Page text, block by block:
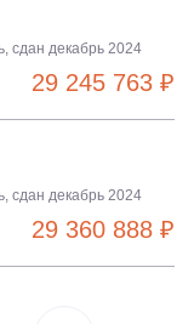
сдан декабрь 2024
29 245 763 ₽
сдан декабрь 2024
29 360 888 ₽